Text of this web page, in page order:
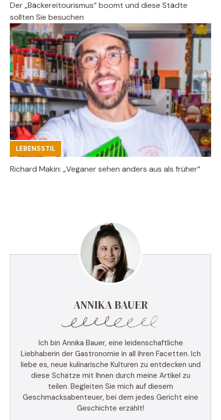
Der „Bäckereitourismus“ boomt und diese Städte
sollten Sie besuchen
LEBENSSTIL
Richard Makin: „Veganer sehen anders aus als früher“
ANNIKA BAUER
Ich bin Annika Bauer, eine leidenschaftliche
Liebhaberin der Gastronomie in all ihren Facetten. Ich
liebe es, neue kulinarische Kulturen zu entdecken und
diese Schätze mit Ihnen durch meine Artikel zu
teilen. Begleiten Sie mich auf diesem
Geschmacksabenteuer, bei dem jedes Gericht eine
Geschichte erzählt!